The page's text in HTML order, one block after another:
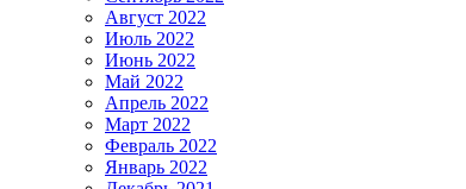
Август 2022
Июль 2022
Июнь 2022
Май 2022
Апрель 2022
Март 2022
Февраль 2022
Январь 2022